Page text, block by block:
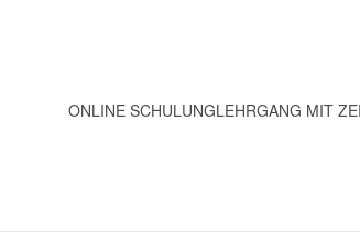
ONLINE SCHULUNGLEHRGANG MIT